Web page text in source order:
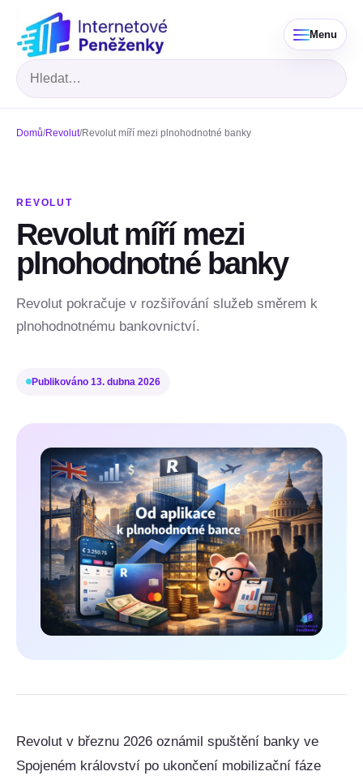
Menu
Hledat
Domů/Revolut/Revolut míří mezi plnohodnotné banky
REVOLUT
Revolut míří mezi
plnohodnotné banky
Revolut pokračuje v rozšiřování služeb směrem k
plnohodnotnému bankovnictví.
Publikováno 13. dubna 2026
Revolut v březnu 2026 oznámil spuštění banky ve
Spojeném království po ukončení mobilizační fáze